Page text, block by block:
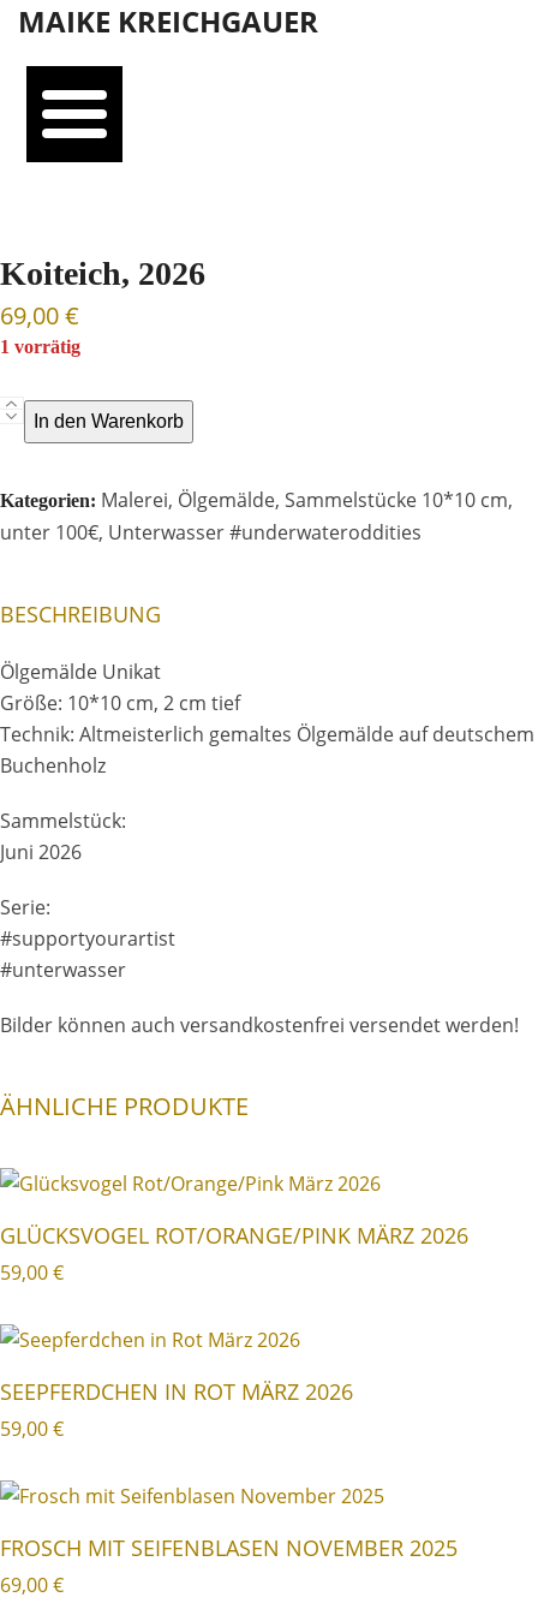
SkipMAIKE KREICHGAUER
Open
menu
Close
menu
Koiteich, 2026
69,00€
1 vorrätig
Koiteich,
2026
In den Warenkorb
Kategorien: Malerei, Ölgemälde, Sammelstücke 10*10 cm,
unter 100€, Unterwasser #underwateroddities
BESCHREIBUNG
Ölgemälde Unikat
Größe: 10*10 cm, 2 cm tief
Technik: Altmeisterlich gemaltes Ölgemälde auf deutschem
Buchenholz
Sammelstück:
Juni 2026
Serie:
#supportyourartist
#unterwasser
Bilder können auch versandkostenfrei versendet werden!
ÄHNLICHE PRODUKTE
GLÜCKSVOGEL ROT/ORANGE/PINK MÄRZ 2026
59,00€
SEEPFERDCHEN IN ROT MÄRZ 2026
59,00€
FROSCH MIT SEIFENBLASEN NOVEMBER 2025
69,00€